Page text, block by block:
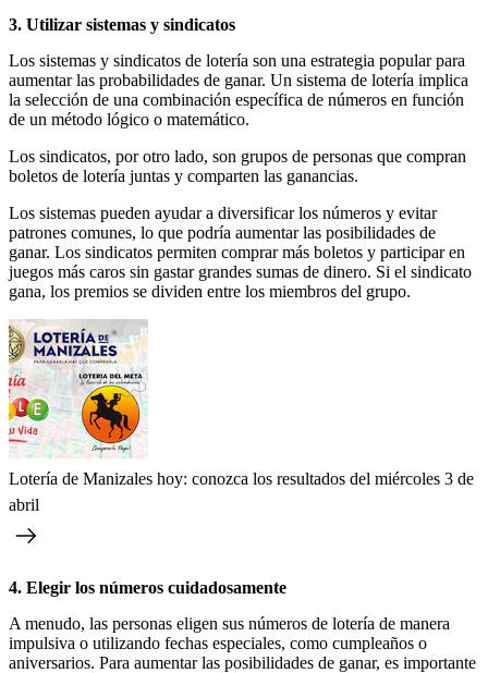
3. Utilizar sistemas y sindicatos
Los sistemas y sindicatos de lotería son una estrategia popular para
aumentar las probabilidades de ganar. Un sistema de lotería implica
la selección de una combinación específica de números en función
de un método lógico o matemático.
Los sindicatos, por otro lado, son grupos de personas que compran
boletos de lotería juntas y comparten las ganancias.
Los sistemas pueden ayudar a diversificar los números y evitar
patrones comunes, lo que podría aumentar las posibilidades de
ganar. Los sindicatos permiten comprar más boletos y participar en
juegos más caros sin gastar grandes sumas de dinero. Si el sindicato
gana, los premios se dividen entre los miembros del grupo.
Lotería de Manizales hoy: conozca los resultados del miércoles 3 de
abril
4. Elegir los números cuidadosamente
A menudo, las personas eligen sus números de lotería de manera
impulsiva o utilizando fechas especiales, como cumpleaños o
aniversarios. Para aumentar las posibilidades de ganar, es importante